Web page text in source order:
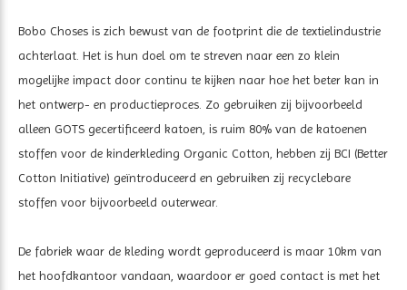
Bobo Choses is zich bewust van de footprint die de textielindustrie
achterlaat. Het is hun doel om te streven naar een zo klein
mogelijke impact door continu te kijken naar hoe het beter kan in
het ontwerp- en productieproces. Zo gebruiken zij bijvoorbeeld
alleen GOTS gecertificeerd katoen, is ruim 80% van de katoenen
stoffen voor de kinderkleding Organic Cotton, hebben zij BCI (Better
Cotton Initiative) geïntroduceerd en gebruiken zij recyclebare
stoffen voor bijvoorbeeld outerwear.
De fabriek waar de kleding wordt geproduceerd is maar 10km van
het hoofdkantoor vandaan, waardoor er goed contact is met het